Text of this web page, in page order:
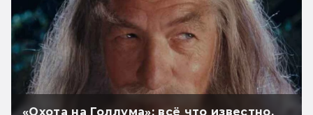
«Охота на Голлума»: всё что известно.